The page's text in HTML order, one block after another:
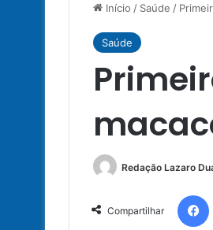
Início / Saúde /
Saúde
Redação Lazaro
Compartilhar